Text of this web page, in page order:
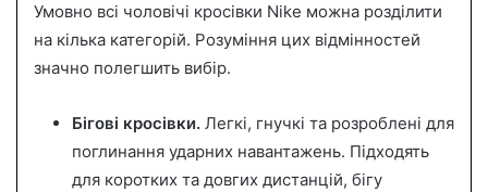
Умовно всі чоловічі кросівки Nike можна розділити
на кілька категорій. Розуміння цих відмінностей
значно полегшить вибір.
Бігові кросівки. Легкі, гнучкі та розроблені для
поглинання ударних навантажень. Підходять
для коротких та довгих дистанцій, бігу